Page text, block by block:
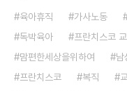
육아휴직 가사노동
독박육아
프란치스코
맘편한세상을위하여
남
프란치스코
복직